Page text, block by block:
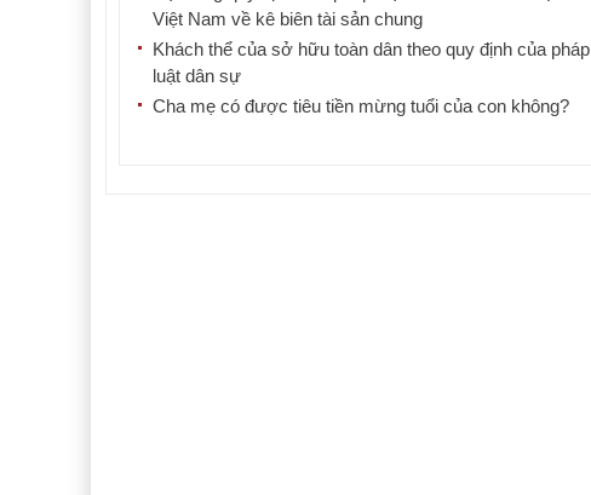
Việt Nam về kê biên tài sản chung
Khách thể của sở hữu toàn dân theo quy định của pháp
luật dân sự
Cha mẹ có được tiêu tiền mừng tuổi của con không?